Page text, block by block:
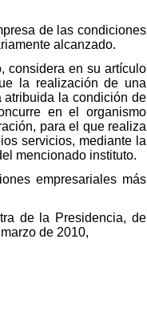
de las condiciones
alcanzado.
considera en su artículo
la realización de una
atribuida la condición de
en el organismo
para el que realiza
servicios, mediante la
mencionado instituto.
empresariales más
de la Presidencia, de
de 2010,